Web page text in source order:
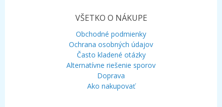
VŠETKO O NÁKUPE
Obchodné podmienky
Ochrana osobných údajov
Často kladené otázky
Alternatívne riešenie sporov
Doprava
Ako nakupovať